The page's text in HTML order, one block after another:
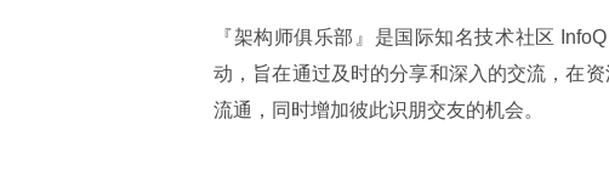
『架构师俱乐部』是国际知名技术社区
动，旨在通过及时的分享和深入的交流，在
流通，同时增加彼此识朋交友的机会。